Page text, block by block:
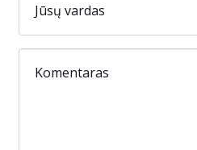
Jūsų vardas
Komentaras